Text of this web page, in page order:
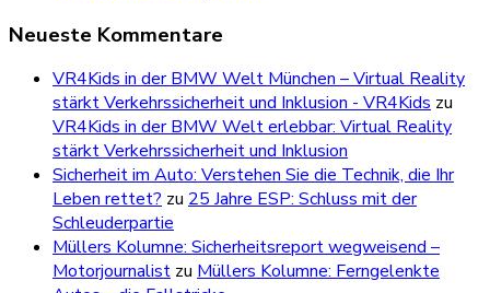
Neueste Kommentare
VR4Kids in der BMW Welt München – Virtual Reality
stärkt Verkehrssicherheit und Inklusion - VR4Kids zu
VR4Kids in der BMW Welt erlebbar: Virtual Reality
stärkt Verkehrssicherheit und Inklusion
Sicherheit im Auto: Verstehen Sie die Technik, die Ihr
Leben rettet? zu 25 Jahre ESP: Schluss mit der
Schleuderpartie
Müllers Kolumne: Sicherheitsreport wegweisend –
Motorjournalist zu Müllers Kolumne: Ferngelenkte